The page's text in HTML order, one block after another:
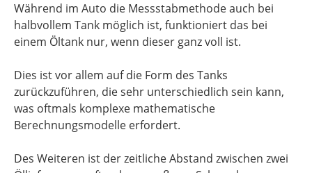
Während im Auto die Messstabmethode auch bei
halbvollem Tank möglich ist, funktioniert das bei
einem Öltank nur, wenn dieser ganz voll ist.
Dies ist vor allem auf die Form des Tanks
zurückzuführen, die sehr unterschiedlich sein kann,
was oftmals komplexe mathematische
Berechnungsmodelle erfordert.
Des Weiteren ist der zeitliche Abstand zwischen zwei